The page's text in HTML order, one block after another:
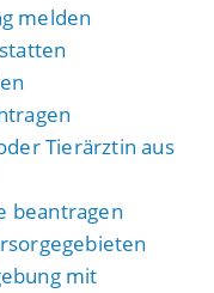
melden
Tierärztin aus
beantragen
mit